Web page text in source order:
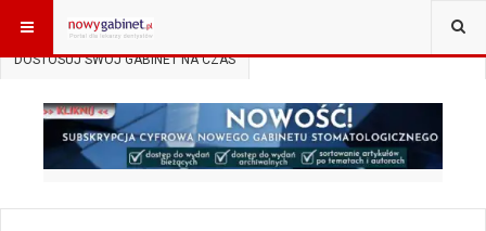
JESTEŚ TUTAJ: START
DOSTOSUJ SWÓJ GABINET NA CZAS